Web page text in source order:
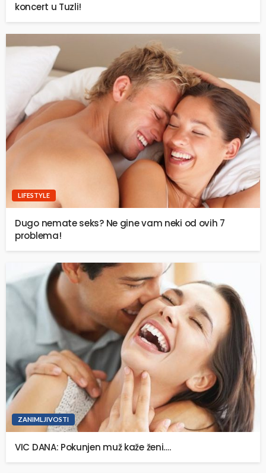
koncert u Tuzli!
LIFESTYLE
Dugo nemate seks? Ne gine vam neki od ovih 7
problema!
ZANIMLJIVOSTI
VIC DANA: Pokunjen muž kaže ženi….